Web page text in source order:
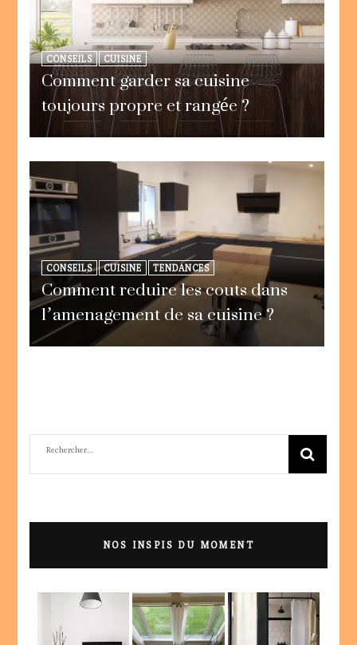
CONSEILS CUISINE
Comment garder sa cuisine
toujours propre et rangée ?
CONSEILS CUISINE TENDANCES
Comment reduire les couts dans
l’amenagement de sa cuisine ?
Rechercher :
NOS INSPIS DU MOMENT